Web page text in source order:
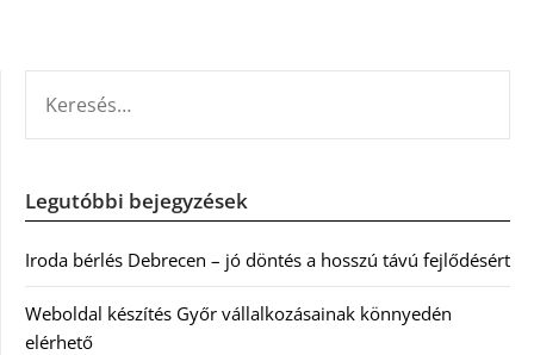
Legutóbbi bejegyzések
Iroda bérlés Debrecen – jó döntés a hosszú távú fejlődésért
Weboldal készítés Győr vállalkozásainak könnyedén
elérhető